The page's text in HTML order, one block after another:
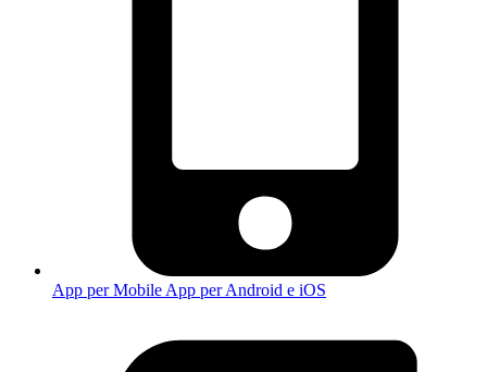
App per Mobile App per Android e iOS